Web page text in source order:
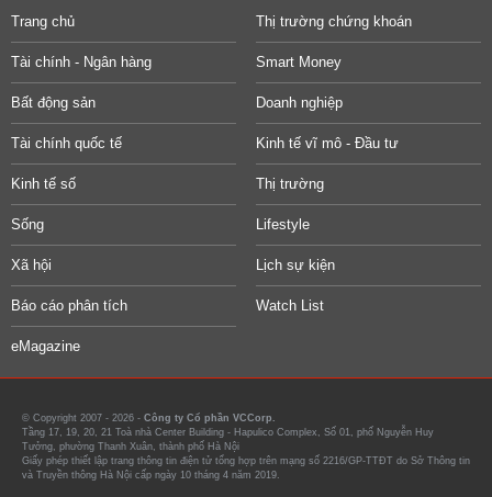
Trang chủ Thị trường chứng khoán
Tài chính - Ngân hàng Smart Money
Bất động sản Doanh nghiệp
Tài chính quốc tế Kinh tế vĩ mô - Đầu tư
Kinh tế số Thị trường
Sống Lifestyle
Xã hội Lịch sự kiện
Báo cáo phân tích Watch List
eMagazine
© Copyright 2007 - 2026 - Công ty Cổ phần VCCorp.
Tầng 17, 19, 20, 21 Toà nhà Center Building - Hapulico Complex, Số 01, phố Nguyễn Huy
Tưởng, phường Thanh Xuân, thành phố Hà Nội
Giấy phép thiết lập trang thông tin điện tử tổng hợp trên mạng số 2216/GP-TTĐT do Sở Thông tin
và Truyền thông Hà Nội cấp ngày 10 tháng 4 năm 2019.